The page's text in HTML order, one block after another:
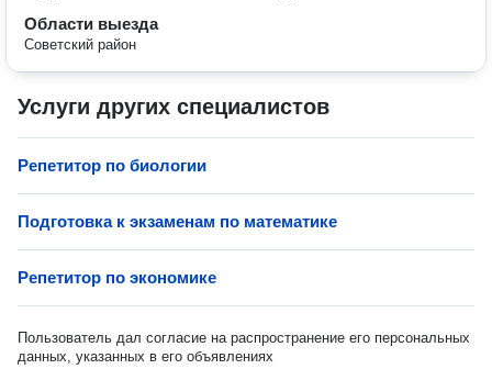
Области выезда
Советский район
Услуги других специалистов
Репетитор по биологии
Подготовка к экзаменам по математике
Репетитор по экономике
Пользователь дал согласие на распространение его персональных
данных, указанных в его объявлениях